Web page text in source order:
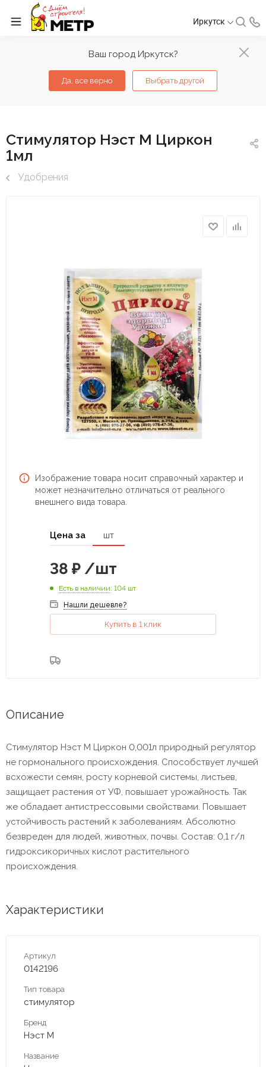
Ваш город Иркутск?
Да, все верно Выбрать другой
Иркутск
Стимулятор Нэст М Циркон
1мл
Удобрения
Изображение товара носит справочный характер и
может незначительно отличаться от реального
внешнего вида товара.
Цена за шт
38 ₽ /шт
Есть в наличии: 104 шт
Нашли дешевле?
Купить в 1 клик
Описание
Стимулятор Нэст М Циркон 0,001л природный регулятор
не гормонального происхождения. Способствует лучшей
всхожести семян, росту корневой системы, листьев,
защищает растения от УФ, повышает урожайность. Так
же обладает антистрессовыми свойствами. Повышает
устойчивость растений к заболеваниям. Абсолютно
безвреден для людей, животных, почвы. Состав: 0,1 г/л
гидроксикоричных кислот растительного
происхождения.
Характеристики
Артикул
0142196
Тип товара
стимулятор
Бренд
Нэст М
Название